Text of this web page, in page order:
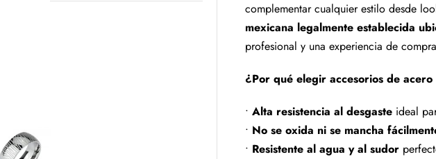
complementar cualquier estilo desde
mexicana legalmente establecida
profesional y una experiencia de
¿Por qué elegir accesorios de
• Alta resistencia al desgasteideal
• No se oxida ni se mancha
• Resistente al agua y al sudor